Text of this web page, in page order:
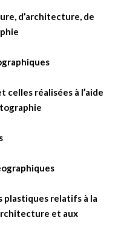
d’architecture, de
réalisées à l’aide
plastiques relatifs à la
et aux